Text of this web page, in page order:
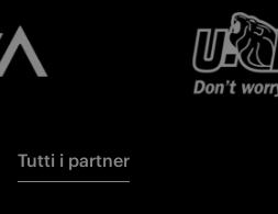
Tutti i partner